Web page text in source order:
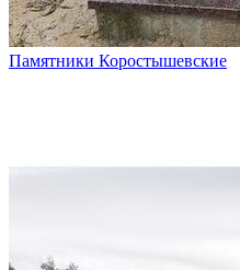
Памятники Коростышевские